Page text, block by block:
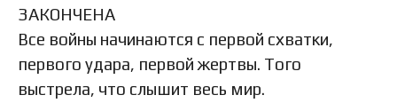
ЗАКОНЧЕНА
Все войны начинаются с первой схватки,
первого удара, первой жертвы. Того
выстрела, что слышит весь мир.